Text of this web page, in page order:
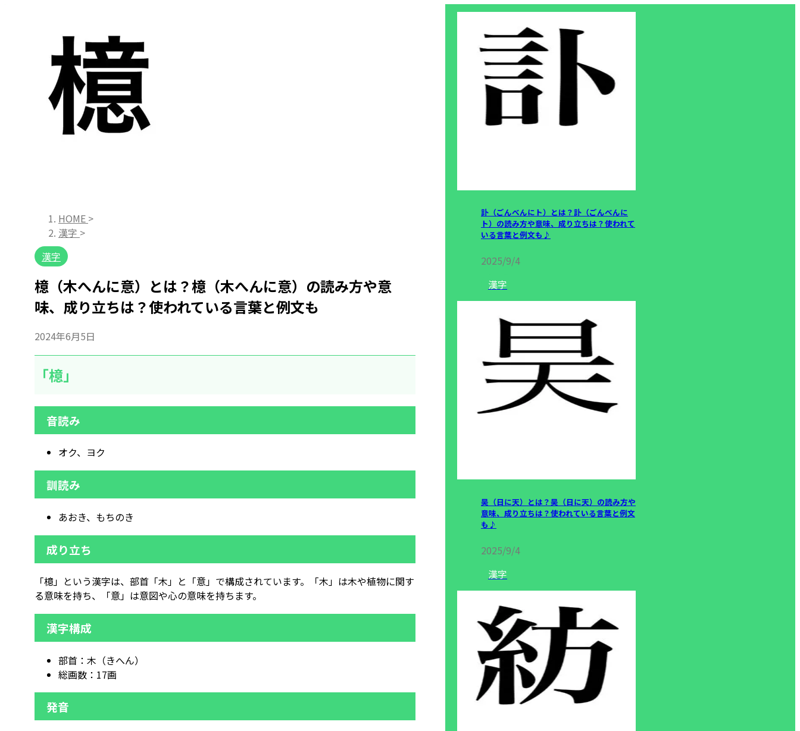
HOME >
漢字 >
漢字
檍（木へんに意）とは？檍（木へんに意）の読み方や意
味、成り立ちは？使われている言葉と例文も
2024年6月5日
「檍」
音読み
オク、ヨク
訓読み
あおき、もちのき
成り立ち
「檍」という漢字は、部首「木」と「意」で構成されています。「木」は木や植物に関す
る意味を持ち、「意」は意図や心の意味を持ちます。
漢字構成
部首：木（きへん）
総画数：17画
発音
訃（ごんべんにト）とは？訃（ごんべんに
ト）の読み方や意味、成り立ちは？使われて
いる言葉と例文も♪
2025/9/4
漢字
昊（日に天）とは？昊（日に天）の読み方や
意味、成り立ちは？使われている言葉と例文
も♪
2025/9/4
漢字